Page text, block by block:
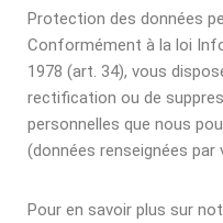
Protection des données
Conformément à la loi
1978 (art. 34), vous
rectification ou de
personnelles que nous
(données renseignées par
Pour en savoir plus sur